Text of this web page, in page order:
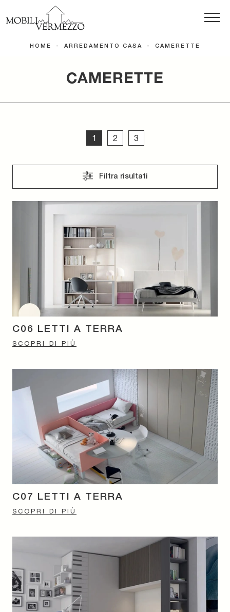
HOME - ARREDAMENTO CASA - CAMERETTE
CAMERETTE
1 2 3
Filtra risultati
C06 LETTI A TERRA
SCOPRI DI PIÙ
C07 LETTI A TERRA
SCOPRI DI PIÙ